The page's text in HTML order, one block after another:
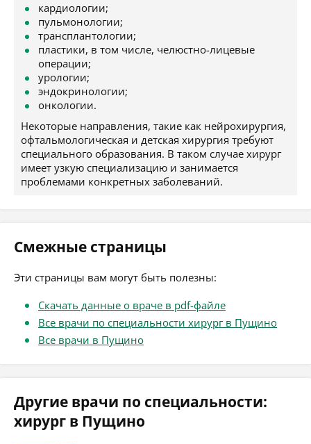
кардиологии;
пульмонологии;
трансплантологии;
пластики, в том числе, челюстно-лицевые
операции;
урологии;
эндокринологии;
онкологии.
Некоторые направления, такие как нейрохирургия,
офтальмологическая и детская хирургия требуют
специального образования. В таком случае хирург
имеет узкую специализацию и занимается
проблемами конкретных заболеваний.
Смежные страницы
Эти страницы вам могут быть полезны:
Скачать данные о враче в pdf-файле
Все врачи по специальности хирург в Пущино
Все врачи в Пущино
Другие врачи по специальности:
хирург в Пущино